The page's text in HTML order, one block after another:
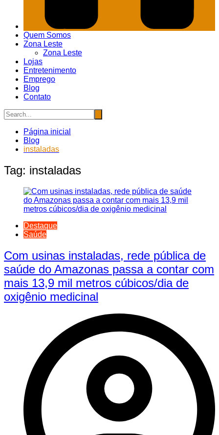
Quem Somos
Zona Leste
Zona Leste
Lojas
Entretenimento
Emprego
Blog
Contato
Página inicial
Blog
instaladas
Tag: instaladas
Destaque
Saúde
Com usinas instaladas, rede pública de
saúde do Amazonas passa a contar com
mais 13,9 mil metros cúbicos/dia de
oxigênio medicinal